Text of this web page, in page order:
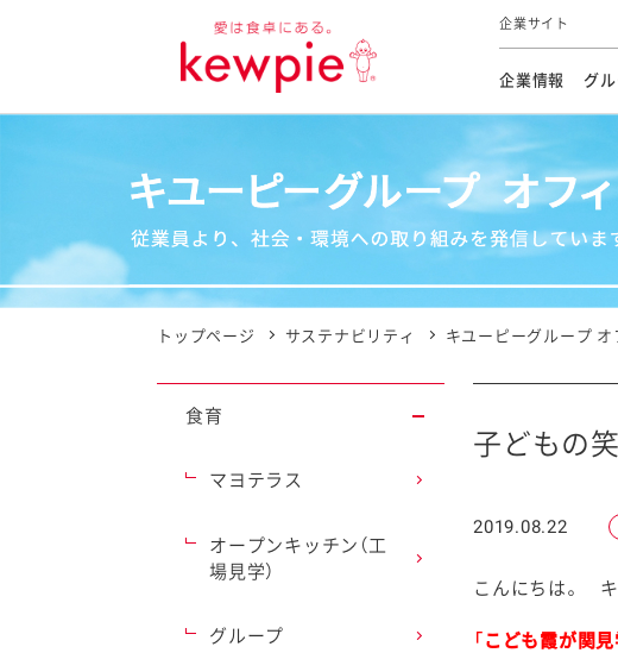
企業サイト
企業情報
トップメッセージ
グ
市販用
ファインケミカル
食育活動方針
食をテーマにした講演
海外における食育活
トップメッセージ
気候変動への対応
持続可能な調達
イニシアチブ・加
本部長メッセージ
技術ソリューショ
個人投資家の皆
IRライブラリ
IRよくあるご質
子どもの
2019.08.22
こんにちは。
「こども霞が関見
食育
マヨテラス
オープンキッチン（工
場見学）
グループ
トップページ サステナビリティ キユーピーグループ